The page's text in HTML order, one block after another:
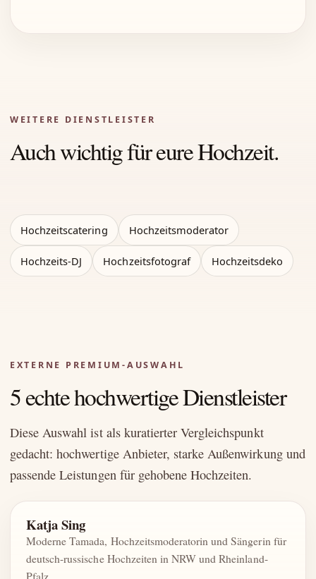
WEITERE DIENSTLEISTER
Auch wichtig für eure Hochzeit.
Hochzeitscatering Hochzeitsmoderator
Hochzeits-DJ Hochzeitsfotograf Hochzeitsdeko
EXTERNE PREMIUM-AUSWAHL
5 echte hochwertige Dienstleister
Diese Auswahl ist als kuratierter Vergleichspunkt
gedacht: hochwertige Anbieter, starke Außenwirkung und
passende Leistungen für gehobene Hochzeiten.
Katja Sing
Moderne Tamada, Hochzeitsmoderatorin und Sängerin für
deutsch-russische Hochzeiten in NRW und Rheinland-
Pfalz.